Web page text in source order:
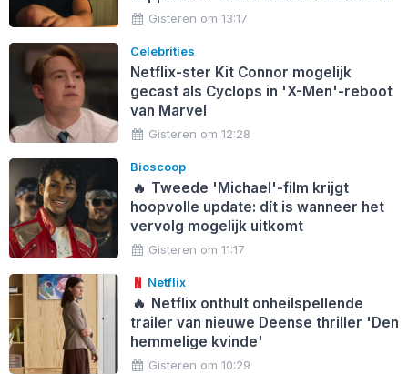
Gisteren om 13:17
Celebrities
Netflix-ster Kit Connor mogelijk
gecast als Cyclops in 'X-Men'-reboot
van Marvel
Gisteren om 12:28
Bioscoop
🔥 Tweede 'Michael'-film krijgt
hoopvolle update: dít is wanneer het
vervolg mogelijk uitkomt
Gisteren om 11:17
Netflix
🔥 Netflix onthult onheilspellende
trailer van nieuwe Deense thriller 'Den
hemmelige kvinde'
Gisteren om 10:29